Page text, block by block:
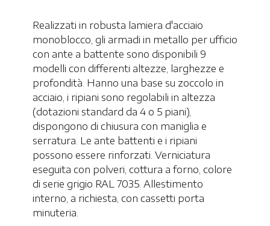
Realizzati in robusta lamiera d'acciaio
monoblocco, gli armadi in metallo per ufficio
con ante a battente sono disponibili 9
modelli con differenti altezze, larghezze e
profondità. Hanno una base su zoccolo in
acciaio, i ripiani sono regolabili in altezza
(dotazioni standard da 4 o 5 piani),
dispongono di chiusura con maniglia e
serratura. Le ante battenti e i ripiani
possono essere rinforzati. Verniciatura
eseguita con polveri, cottura a forno, colore
di serie grigio RAL 7035. Allestimento
interno, a richiesta, con cassetti porta
minuteria.